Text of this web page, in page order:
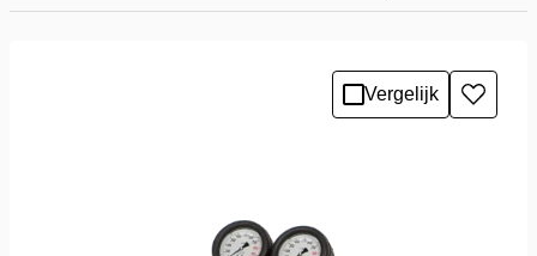
Vergelijk
aan